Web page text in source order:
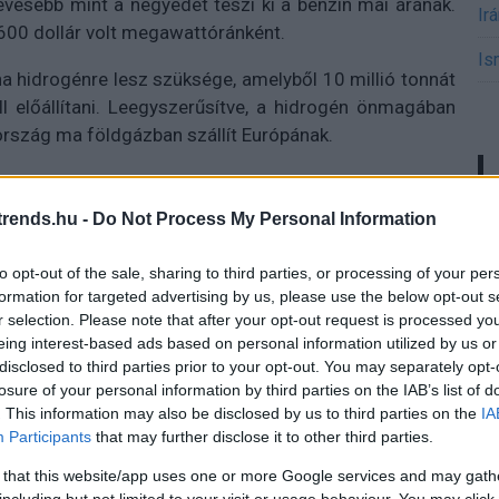
- Do Not Process My Personal Information
opt-out of the sale, sharing to third parties, or processing of your
for targeted advertising by us, please use the below opt-out
selection. Please note that after your opt-out request is processed
interest-based ads based on personal information utilized by us
to third parties prior to your opt-out. You may separately
of your personal information by third parties on the IAB’s list of
This information may also be disclosed by us to third parties on the
Participants that may further disclose it to other third parties.
that this website/app uses one or more Google services and may
mint a negyedét teszi ki a benzin mai árának.
dollár volt megawattóránként.
hidrogénre lesz szüksége, amelyből 10 millió tonnát
Leegyszerűsítve, a hidrogén önmagában
ma földgázban szállít Európának.
a napelemek és az elektrolízishez
erőfeszítésre lesz szükség, hogy a szükséges
általában az engedélyeztetési eljárások
kerekeit is fel kell gyorsítani a minél előbbi eredmény
ágazatok, mint a közlekedés, a műtrágya-,
is körülményes lehet. De ksíérletek már folynak.
hidrogénüzemű vonat, és az ott fontos iparágnak
trendeket a fiatalok elvárásai (X)